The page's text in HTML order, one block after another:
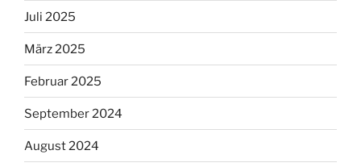
Juli 2025
März 2025
Februar 2025
September 2024
August 2024